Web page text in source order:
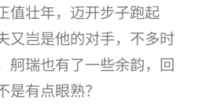
值壮年，迈开步子跑起
又岂是他的对手，不多时
舸瑞也有了一些余韵，回
是有点眼熟？